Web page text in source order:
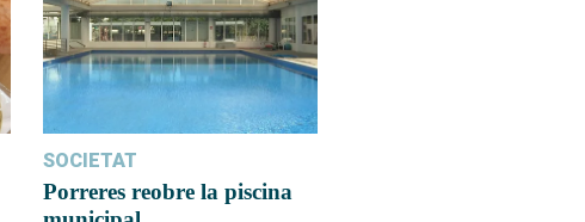
SOCIETAT
Porreres reobre la piscina